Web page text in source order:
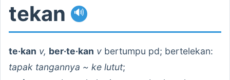
tekan 🔊
te·kan v, ber·te·kan v bertumpu pd; bertelekan:
tapak tangannya ~ ke lutut;